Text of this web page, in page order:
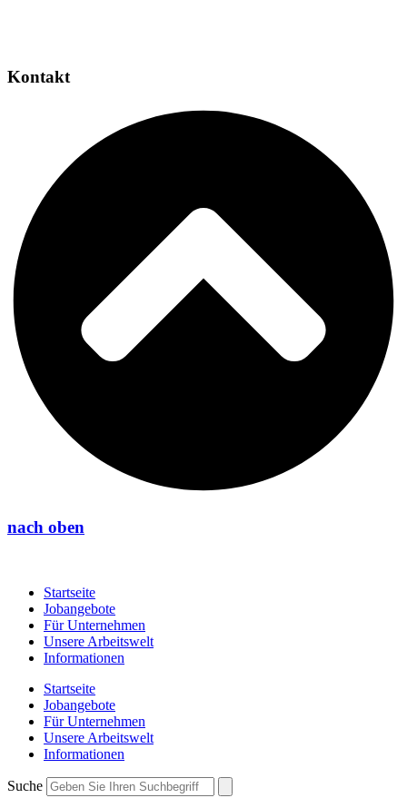
Kontakt
nach oben
Startseite
Jobangebote
Für Unternehmen
Unsere Arbeitswelt
Informationen
Startseite
Jobangebote
Für Unternehmen
Unsere Arbeitswelt
Informationen
Suche